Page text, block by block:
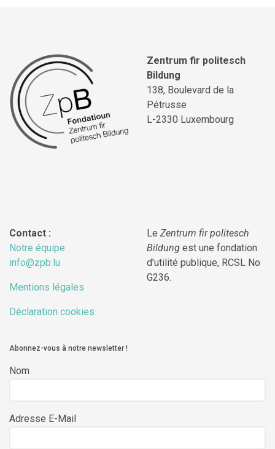
Zentrum fir politesch
Bildung
138, Boulevard de la
Pétrusse
L-2330 Luxembourg
Contact :
Notre équipe
info@zpb.lu
Mentions légales
Déclaration cookies
Le Zentrum fir politesch
Bildung est une fondation
d’utilité publique, RCSL No
G236.
Abonnez-vous à notre newsletter !
Nom
Adresse E-Mail